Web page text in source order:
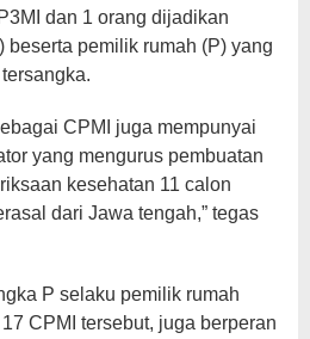
dan 1 orang dijadikan
beserta pemilik rumah (P) yang
CPMI juga mempunyai
yang mengurus pembuatan
kesehatan 11 calon
dari Jawa tengah,” tegas
P selaku pemilik rumah
CPMI tersebut, juga berperan